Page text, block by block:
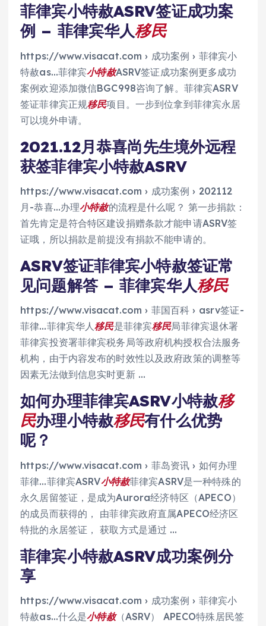
菲律宾小特赦ASRV签证成功案
例 – 菲律宾华人移民
https://www.visacat.com › 成功案例 › 菲律宾小
特赦as…菲律宾小特赦ASRV签证成功案例更多成功
案例欢迎添加微信BGC998咨询了解。菲律宾ASRV
签证菲律宾正规移民项目。一步到位拿到菲律宾永居
可以境外申请。
2021.12月恭喜尚先生境外远程
获签菲律宾小特赦ASRV
https://www.visacat.com › 成功案例 › 202112
月-恭喜…办理小特赦的流程是什么呢？ 第一步捐款：
首先肯定是符合特区建设捐赠条款才能申请ASRV签
证哦，所以捐款是前提没有捐款不能申请的。
ASRV签证菲律宾小特赦签证常
见问题解答 – 菲律宾华人移民
https://www.visacat.com › 菲国百科 › asrv签证-
菲律…菲律宾华人移民是菲律宾移民局菲律宾退休署
菲律宾投资署菲律宾税务局等政府机构授权合法服务
机构，由于内容发布的时效性以及政府政策的调整等
因素无法做到信息实时更新 …
如何办理菲律宾ASRV小特赦移
民办理小特赦移民有什么优势
呢？
https://www.visacat.com › 菲岛资讯 › 如何办理
菲律…菲律宾ASRV小特赦菲律宾ASRV是一种特殊的
永久居留签证，是成为Aurora经济特区（APECO）
的成员而获得的， 由菲律宾政府直属APECO经济区
特批的永居签证， 获取方式是通过 …
菲律宾小特赦ASRV成功案例分
享
https://www.visacat.com › 成功案例 › 菲律宾小
特赦as…什么是小特赦（ASRV） APECO特殊居民签